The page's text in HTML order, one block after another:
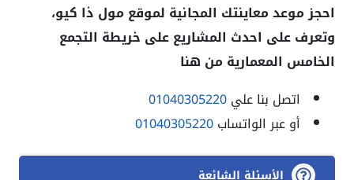
احجز موعد معاينتك المجانية لموقع مول ذا كيو،
وتعرف على احدث المشاريع على خريطة التجمع
الخامس المعمارية من هنا
اتصل بنا علي01040305220
أو عبر الواتساب01040305220
الأسئلة الشائعة